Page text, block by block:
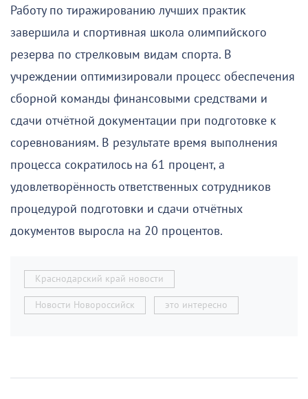
Работу по тиражированию лучших практик
завершила и спортивная школа олимпийского
резерва по стрелковым видам спорта. В
учреждении оптимизировали процесс обеспечения
сборной команды финансовыми средствами и
сдачи отчётной документации при подготовке к
соревнованиям. В результате время выполнения
процесса сократилось на 61 процент, а
удовлетворённость ответственных сотрудников
процедурой подготовки и сдачи отчётных
документов выросла на 20 процентов.
Краснодарский край новости
Новости Новороссийск это интересно